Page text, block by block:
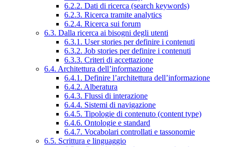
6.2.2. Dati di ricerca (search keywords)
6.2.3. Ricerca tramite analytics
6.2.4. Ricerca sui forum
6.3. Dalla ricerca ai bisogni degli utenti
6.3.1. User stories per definire i contenuti
6.3.2. Job stories per definire i contenuti
6.3.3. Criteri di accettazione
6.4. Architettura dell’informazione
6.4.1. Definire l’architettura dell’informazione
6.4.2. Alberatura
6.4.3. Flussi di interazione
6.4.4. Sistemi di navigazione
6.4.5. Tipologie di contenuto (content type)
6.4.6. Ontologie e standard
6.4.7. Vocabolari controllati e tassonomie
6.5. Scrittura e linguaggio